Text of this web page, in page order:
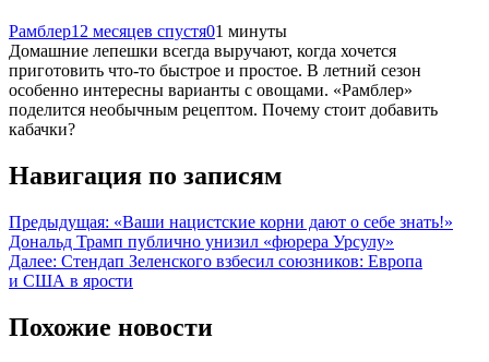
Рамблер12 месяцев спустя01 минуты
Домашние лепешки всегда выручают, когда хочется
приготовить что-то быстрое и простое. В летний сезон
особенно интересны варианты с овощами. «‎Рамблер»
поделится необычным рецептом. Почему стоит добавить
кабачки?
Навигация по записям
Предыдущая: «Ваши нацистские корни дают о себе знать!»
Дональд Трамп публично унизил «фюрера Урсулу»
Далее: Стендап Зеленского взбесил союзников: Европа
и США в ярости
Похожие новости